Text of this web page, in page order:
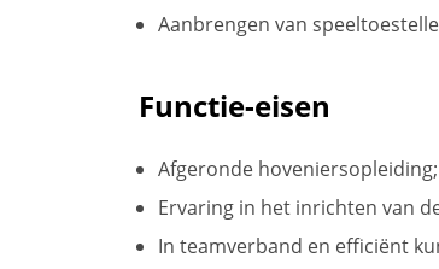
Aanbrengen van
Functie-eisen
Afgeronde hoveniersopleiding;
Ervaring in het inrichten van
In teamverband en efficiënt